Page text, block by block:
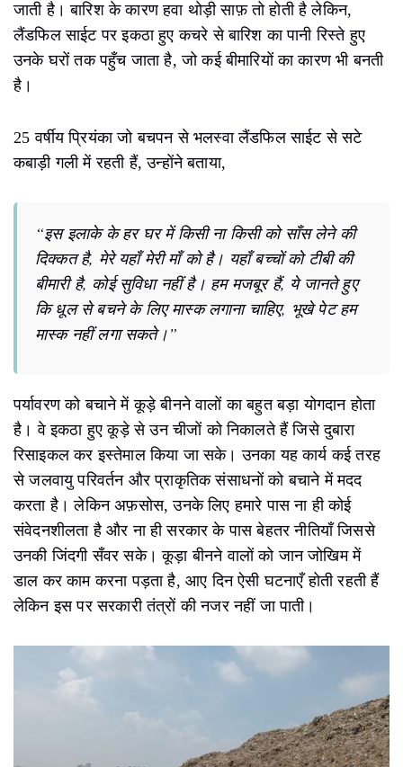
जाती है। बारिश के कारण हवा थोड़ी साफ़ तो होती है लेकिन,
लैंडफिल साईट पर इकठा हुए कचरे से बारिश का पानी रिस्ते हुए
उनके घरों तक पहुँच जाता है, जो कई बीमारियों का कारण भी बनती
है।
25 वर्षीय प्रियंका जो बचपन से भलस्वा लैंडफिल साईट से सटे
कबाड़ी गली में रहती हैं, उन्होंने बताया,
“इस इलाके के हर घर में किसी ना किसी को साँस लेने की
दिक्कत है, मेरे यहाँ मेरी माँ को है। यहाँ बच्चों को टीबी की
बीमारी है, कोई सुविधा नहीं है। हम मजबूर हैं, ये जानते हुए
कि धूल से बचने के लिए मास्क लगाना चाहिए, भूखे पेट हम
मास्क नहीं लगा सकते।”
पर्यावरण को बचाने में कूड़े बीनने वालों का बहुत बड़ा योगदान होता
है। वे इकठा हुए कूड़े से उन चीजों को निकालते हैं जिसे दुबारा
रिसाइकल कर इस्तेमाल किया जा सके। उनका यह कार्य कई तरह
से जलवायु परिवर्तन और प्राकृतिक संसाधनों को बचाने में मदद
करता है। लेकिन अफ़सोस, उनके लिए हमारे पास ना ही कोई
संवेदनशीलता है और ना ही सरकार के पास बेहतर नीतियाँ जिससे
उनकी जिंदगी सँवर सके। कूड़ा बीनने वालों को जान जोखिम में
डाल कर काम करना पड़ता है, आए दिन ऐसी घटनाएँ होती रहती हैं
लेकिन इस पर सरकारी तंत्रों की नजर नहीं जा पाती।